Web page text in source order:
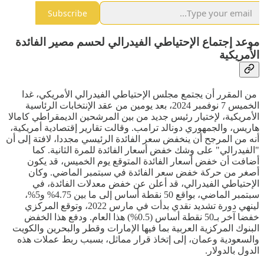
Subscribe
موعد إجتماع الإحتياطي الفيدرالي لحسم مصير الفائدة
الأمريكية
من المقرر أن يجتمع مجلس الإحتياطي الفيدرالي الأمريكي، غدا
الخميس 7 نوفمبر 2024، بعد يومين من عقد الإنتخابات الرئاسية
الأمريكية، لإختيار رئيس جديد من بين المرشحين الديمقراطي كامالا
هاريس، والجمهوري دونالد ترامب. وقالت تقارير إقتصادية أمريكية،
أنه من المرجح أن ينخفض سعر الفائدة الرئيسي مجددا، لافتة إلى أن
"الفيدرالي" على وشك خفض أسعار الفائدة للمرة الثانية. كما
أضافت أن خفض أسعار الفائدة المتوقع يوم الخميس، قد يكون
أصغر من حركة خفض سعر الفائدة في سبتمبر الماضي. وكان
الإحتياطي الفيدرالي، قد أعلن عن خفض معدلات الفائدة، في
سبتمبر الماضي، بواقع 50 نقطة أساس إلى ما بين 4.75% و5%،
لينهي دورة تشديد نقدي بدأت في مارس 2022، وتوقع المركزي
خفضا آخر بـ50 نقطة أساس (0.5%) هذا العام. ودفع هذا الخفض
البنوك المركزية العربية بما فيها الإمارات وقطر والبحرين والكويت
والسعودية وعمان، إلى إتخاذ قرار مماثل، بسبب ربط عملات هذه
الدول بالدولار.